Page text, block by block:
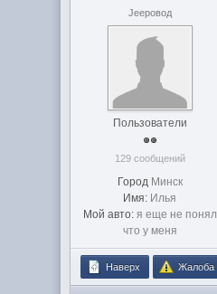
Jeepовод
Пользователи
129 сообщений
Город Минск
Имя: Илья
Мой авто: я еще не понял
что у меня
Наверх Жалоба